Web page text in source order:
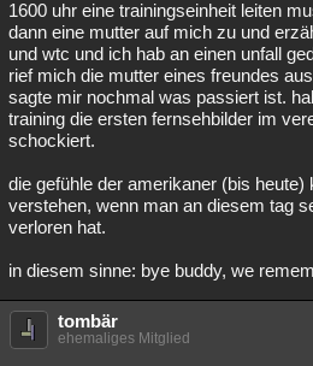
1600 uhr eine trainingseinheit leiten
dann eine mutter auf mich zu und
und wtc und ich hab an einen unfall
rief mich die mutter eines freundes
sagte mir nochmal was passiert ist.
training die ersten fernsehbilder im
schockiert.
die gefühle der amerikaner (bis
verstehen, wenn man an diesem tag
verloren hat.
in diesem sinne: bye buddy, we
tombär
ehemaliges Mitglied